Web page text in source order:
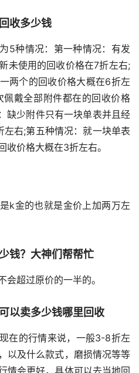
收多少钱
5种情况：第一种情况：有发
未使用的回收价格在7折左右;
两个的回收价格大概在6折左
戴全部附件都在的回收价格
缺少附件只有一块单表并且经
右;第五种情况：就一块单表
收价格大概在3折左右。
k金的也就是金价上加两万左
钱？大神们帮帮忙
会超过原价的一半的。
以卖多少钱哪里回收
在的行情来说，一般3-8折左
以及什么款式，磨损情况等等